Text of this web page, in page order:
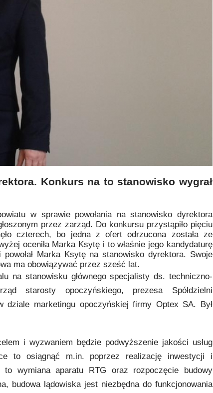
Konkurs na to stanowisko wygrał
w sprawie powołania na stanowisko dyrektora
przez zarząd. Do konkursu przystąpiło pięciu
czterech, bo jedna z ofert odrzucona została ze
oceniła Marka Ksytę i to właśnie jego kandydaturę
Marka Ksytę na stanowisko dyrektora. Swoje
ma obowiązywać przez sześć lat.
na stanowisku głównego specjalisty ds. techniczno-
starosty opoczyńskiego, prezesa Spółdzielni
marketingu opoczyńskiej firmy Optex SA. Był
i wyzwaniem będzie podwyższenie jakości usług
to osiągnąć m.in. poprzez realizację inwestycji i
to wymiana aparatu RTG oraz rozpoczęcie budowy
budowa lądowiska jest niezbędna do funkcjonowania